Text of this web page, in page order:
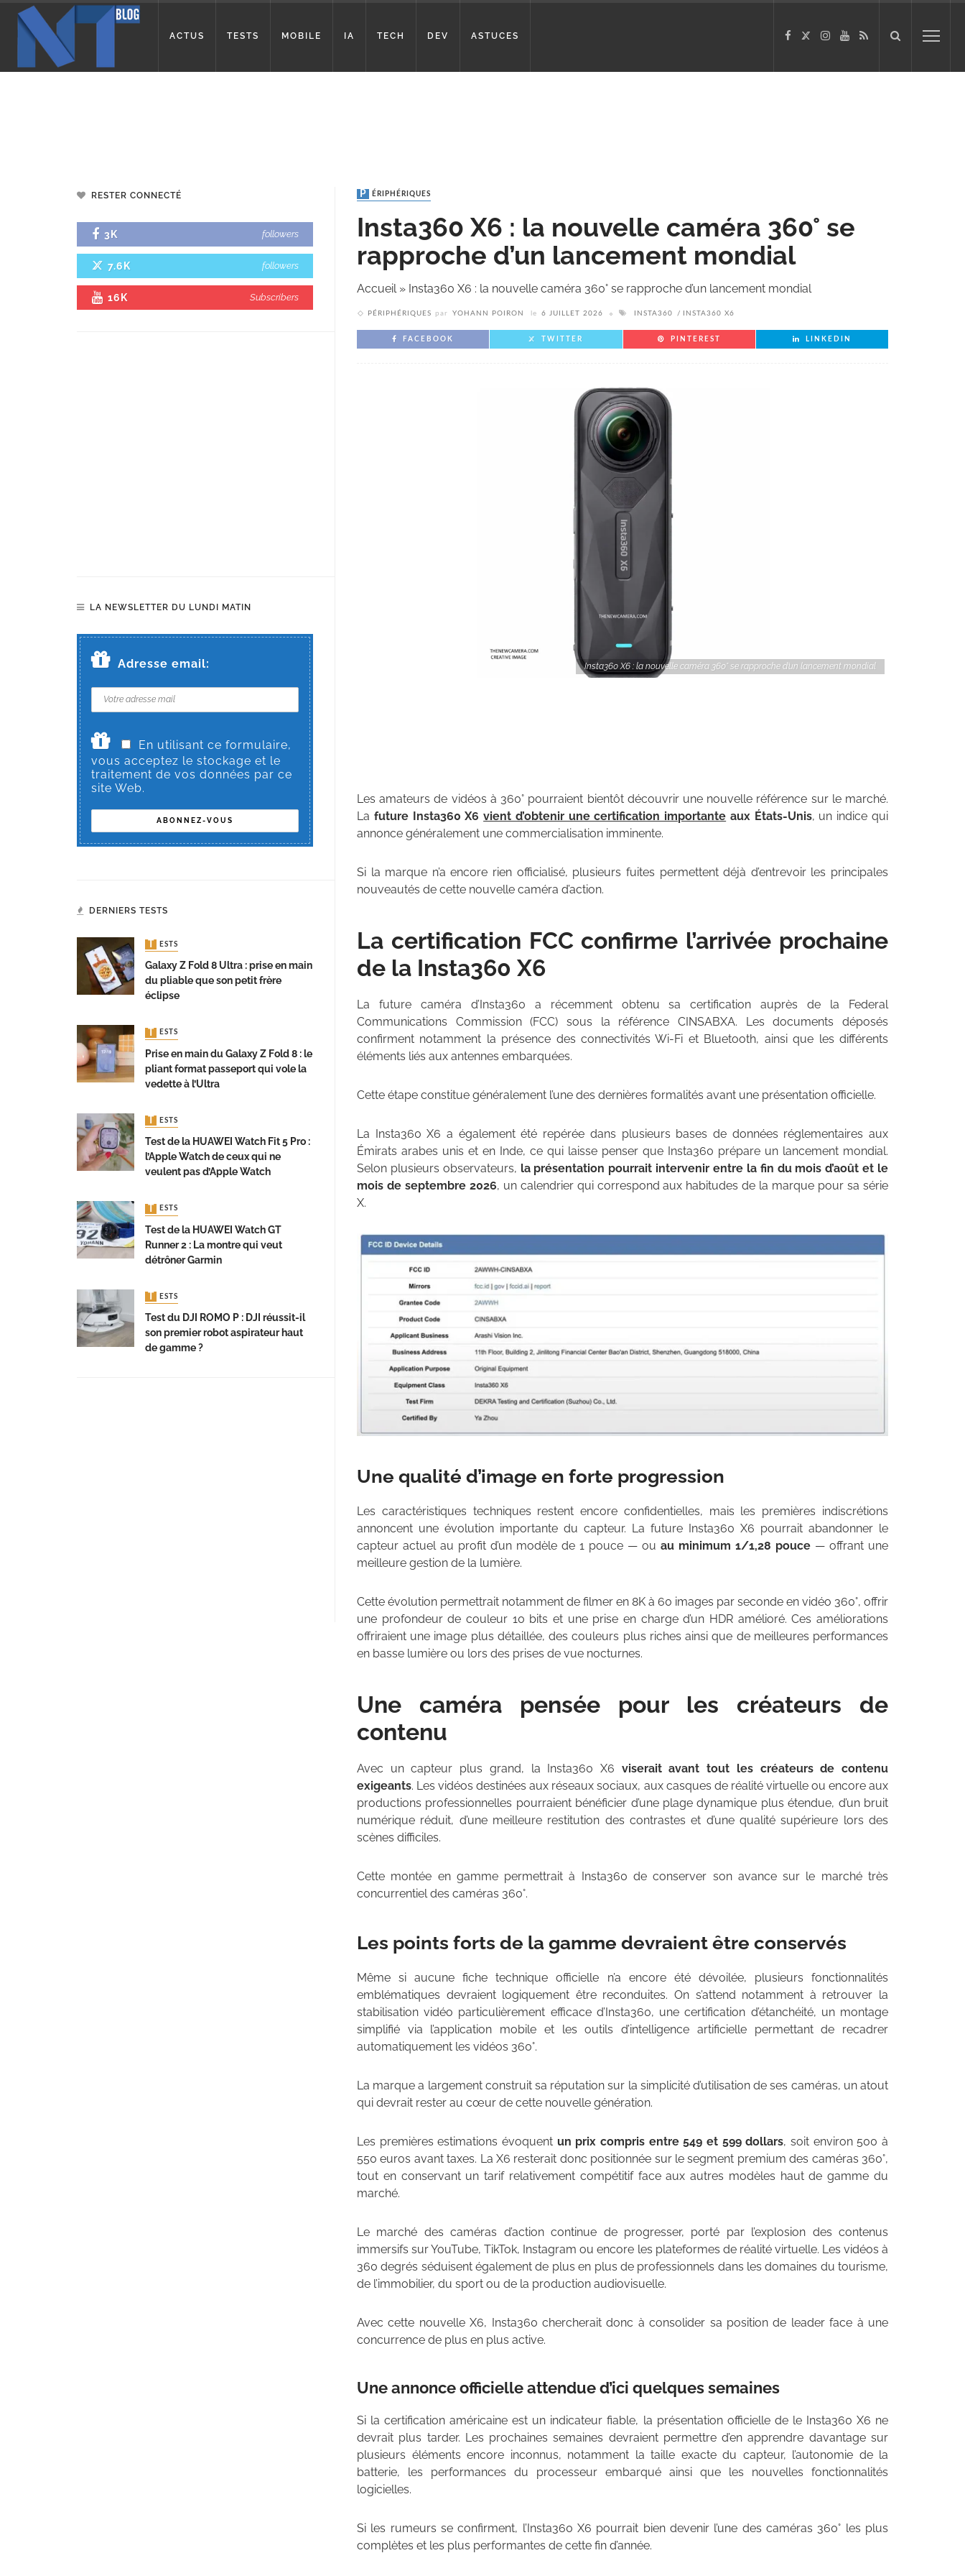
ACTUS TESTS MOBILE IA TECH DEV ASTUCES
PÉRIPHÉRIQUES
Insta360 X6 : la nouvelle caméra 360° se
rapproche d’un lancement mondial
Accueil» Insta360 X6 : la nouvelle caméra 360° se rapproche d’un lancement mondial
PÉRIPHÉRIQUES par YOHANN POIRON le 6 JUILLET 2026 INSTA360 INSTA360 X6
FACEBOOK TWITTER PINTEREST LINKEDIN
Insta360 X6 : la nouvelle caméra 360° se rapproche d’un lancement mondial
Les amateurs de vidéos à 360° pourraient bientôt découvrir une nouvelle référence sur le marché.
La future Insta360 X6vient d’obtenir une certification importante aux États-Unis, un indice qui
annonce généralement une commercialisation imminente.
Si la marque n’a encore rien officialisé, plusieurs fuites permettent déjà d’entrevoir les principales
nouveautés de cette nouvelle caméra d’action.
La certification FCC confirme l’arrivée prochaine
de la Insta360 X6
La future caméra d’Insta360 a récemment obtenu sa certification auprès de la Federal
Communications Commission (FCC) sous la référence CINSABXA. Les documents déposés
confirment notamment la présence des connectivités Wi-Fi et Bluetooth, ainsi que les différents
éléments liés aux antennes embarquées.
Cette étape constitue généralement l’une des dernières formalités avant une présentation officielle.
La Insta360 X6 a également été repérée dans plusieurs bases de données réglementaires aux
Émirats arabes unis et en Inde, ce qui laisse penser que Insta360 prépare un lancement mondial.
Selon plusieurs observateurs, la présentation pourrait intervenir entre la fin du mois d’août et le
mois de septembre 2026, un calendrier qui correspond aux habitudes de la marque pour sa série
X.
Une qualité d’image en forte progression
Les caractéristiques techniques restent encore confidentielles, mais les premières indiscrétions
annoncent une évolution importante du capteur. La future Insta360 X6 pourrait abandonner le
capteur actuel au profit d’un modèle de 1 pouce — ou au minimum 1/1,28 pouce — offrant une
meilleure gestion de la lumière.
Cette évolution permettrait notamment de filmer en 8K à 60 images par seconde en vidéo 360°, offrir
une profondeur de couleur 10 bits et une prise en charge d’un HDR amélioré. Ces améliorations
offriraient une image plus détaillée, des couleurs plus riches ainsi que de meilleures performances
en basse lumière ou lors des prises de vue nocturnes.
Une caméra pensée pour les créateurs de
contenu
Avec un capteur plus grand, la Insta360 X6 viserait avant tout les créateurs de contenu
exigeants. Les vidéos destinées aux réseaux sociaux, aux casques de réalité virtuelle ou encore aux
productions professionnelles pourraient bénéficier d’une plage dynamique plus étendue, d’un bruit
numérique réduit, d’une meilleure restitution des contrastes et d’une qualité supérieure lors des
scènes difficiles.
Cette montée en gamme permettrait à Insta360 de conserver son avance sur le marché très
concurrentiel des caméras 360°.
Les points forts de la gamme devraient être conservés
Même si aucune fiche technique officielle n’a encore été dévoilée, plusieurs fonctionnalités
emblématiques devraient logiquement être reconduites. On s’attend notamment à retrouver la
stabilisation vidéo particulièrement efficace d’Insta360, une certification d’étanchéité, un montage
simplifié via l’application mobile et les outils d’intelligence artificielle permettant de recadrer
automatiquement les vidéos 360°.
La marque a largement construit sa réputation sur la simplicité d’utilisation de ses caméras, un atout
qui devrait rester au cœur de cette nouvelle génération.
Les premières estimations évoquent un prix compris entre 549 et 599 dollars, soit environ 500 à
550 euros avant taxes. La X6 resterait donc positionnée sur le segment premium des caméras 360°,
tout en conservant un tarif relativement compétitif face aux autres modèles haut de gamme du
marché.
Le marché des caméras d’action continue de progresser, porté par l’explosion des contenus
immersifs sur YouTube, TikTok, Instagram ou encore les plateformes de réalité virtuelle. Les vidéos à
360 degrés séduisent également de plus en plus de professionnels dans les domaines du tourisme,
de l’immobilier, du sport ou de la production audiovisuelle.
Avec cette nouvelle X6, Insta360 chercherait donc à consolider sa position de leader face à une
concurrence de plus en plus active.
Une annonce officielle attendue d’ici quelques semaines
Si la certification américaine est un indicateur fiable, la présentation officielle de le Insta360 X6 ne
devrait plus tarder. Les prochaines semaines devraient permettre d’en apprendre davantage sur
plusieurs éléments encore inconnus, notamment la taille exacte du capteur, l’autonomie de la
batterie, les performances du processeur embarqué ainsi que les nouvelles fonctionnalités
logicielles.
Si les rumeurs se confirment, l’Insta360 X6 pourrait bien devenir l’une des caméras 360° les plus
complètes et les plus performantes de cette fin d’année.
RESTER CONNECTÉ
3K followers
7.6K followers
16K Subscribers
LA NEWSLETTER DU LUNDI MATIN
Adresse email:
En utilisant ce formulaire,
vous acceptez le stockage et le
traitement de vos données par ce
site Web.
DERNIERS TESTS
TESTS
Galaxy Z Fold 8 Ultra : prise en main
du pliable que son petit frère
éclipse
TESTS
Prise en main du Galaxy Z Fold 8 : le
pliant format passeport qui vole la
vedette à l’Ultra
TESTS
Test de la HUAWEI Watch Fit 5 Pro :
l’Apple Watch de ceux qui ne
veulent pas d’Apple Watch
TESTS
Test de la HUAWEI Watch GT
Runner 2 : La montre qui veut
détrôner Garmin
TESTS
Test du DJI ROMO P : DJI réussit-il
son premier robot aspirateur haut
de gamme ?